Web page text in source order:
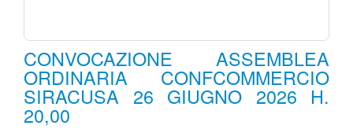
CONVOCAZIONE ASSEMBLEA
ORDINARIA CONFCOMMERCIO
SIRACUSA 26 GIUGNO 2026 H.
20,00